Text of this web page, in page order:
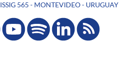
565 - MONTEVIDEO - URUGUAY